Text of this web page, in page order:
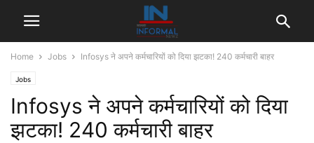
Home Jobs Infosys ने अपने कर्मचारियों को दिया झटका! 240 कर्मचारी बाहर
Jobs
Infosys ने अपने कर्मचारियों को दिया
झटका! 240 कर्मचारी बाहर